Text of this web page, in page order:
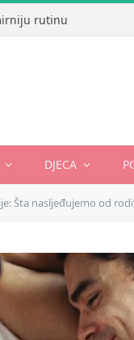
rutinu
DJECA
Šta nasljeđujemo od